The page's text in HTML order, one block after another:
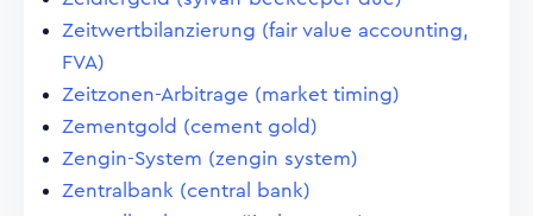
Zeitwertbilanzierung (fair value accounting,
FVA)
Zeitzonen-Arbitrage (market timing)
Zementgold (cement gold)
Zengin-System (zengin system)
Zentralbank (central bank)